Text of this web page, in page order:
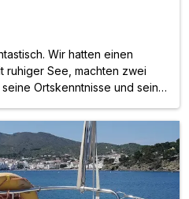
Wir hatten einen
ruhiger See, machten zwei
Ortskenntnisse und sein